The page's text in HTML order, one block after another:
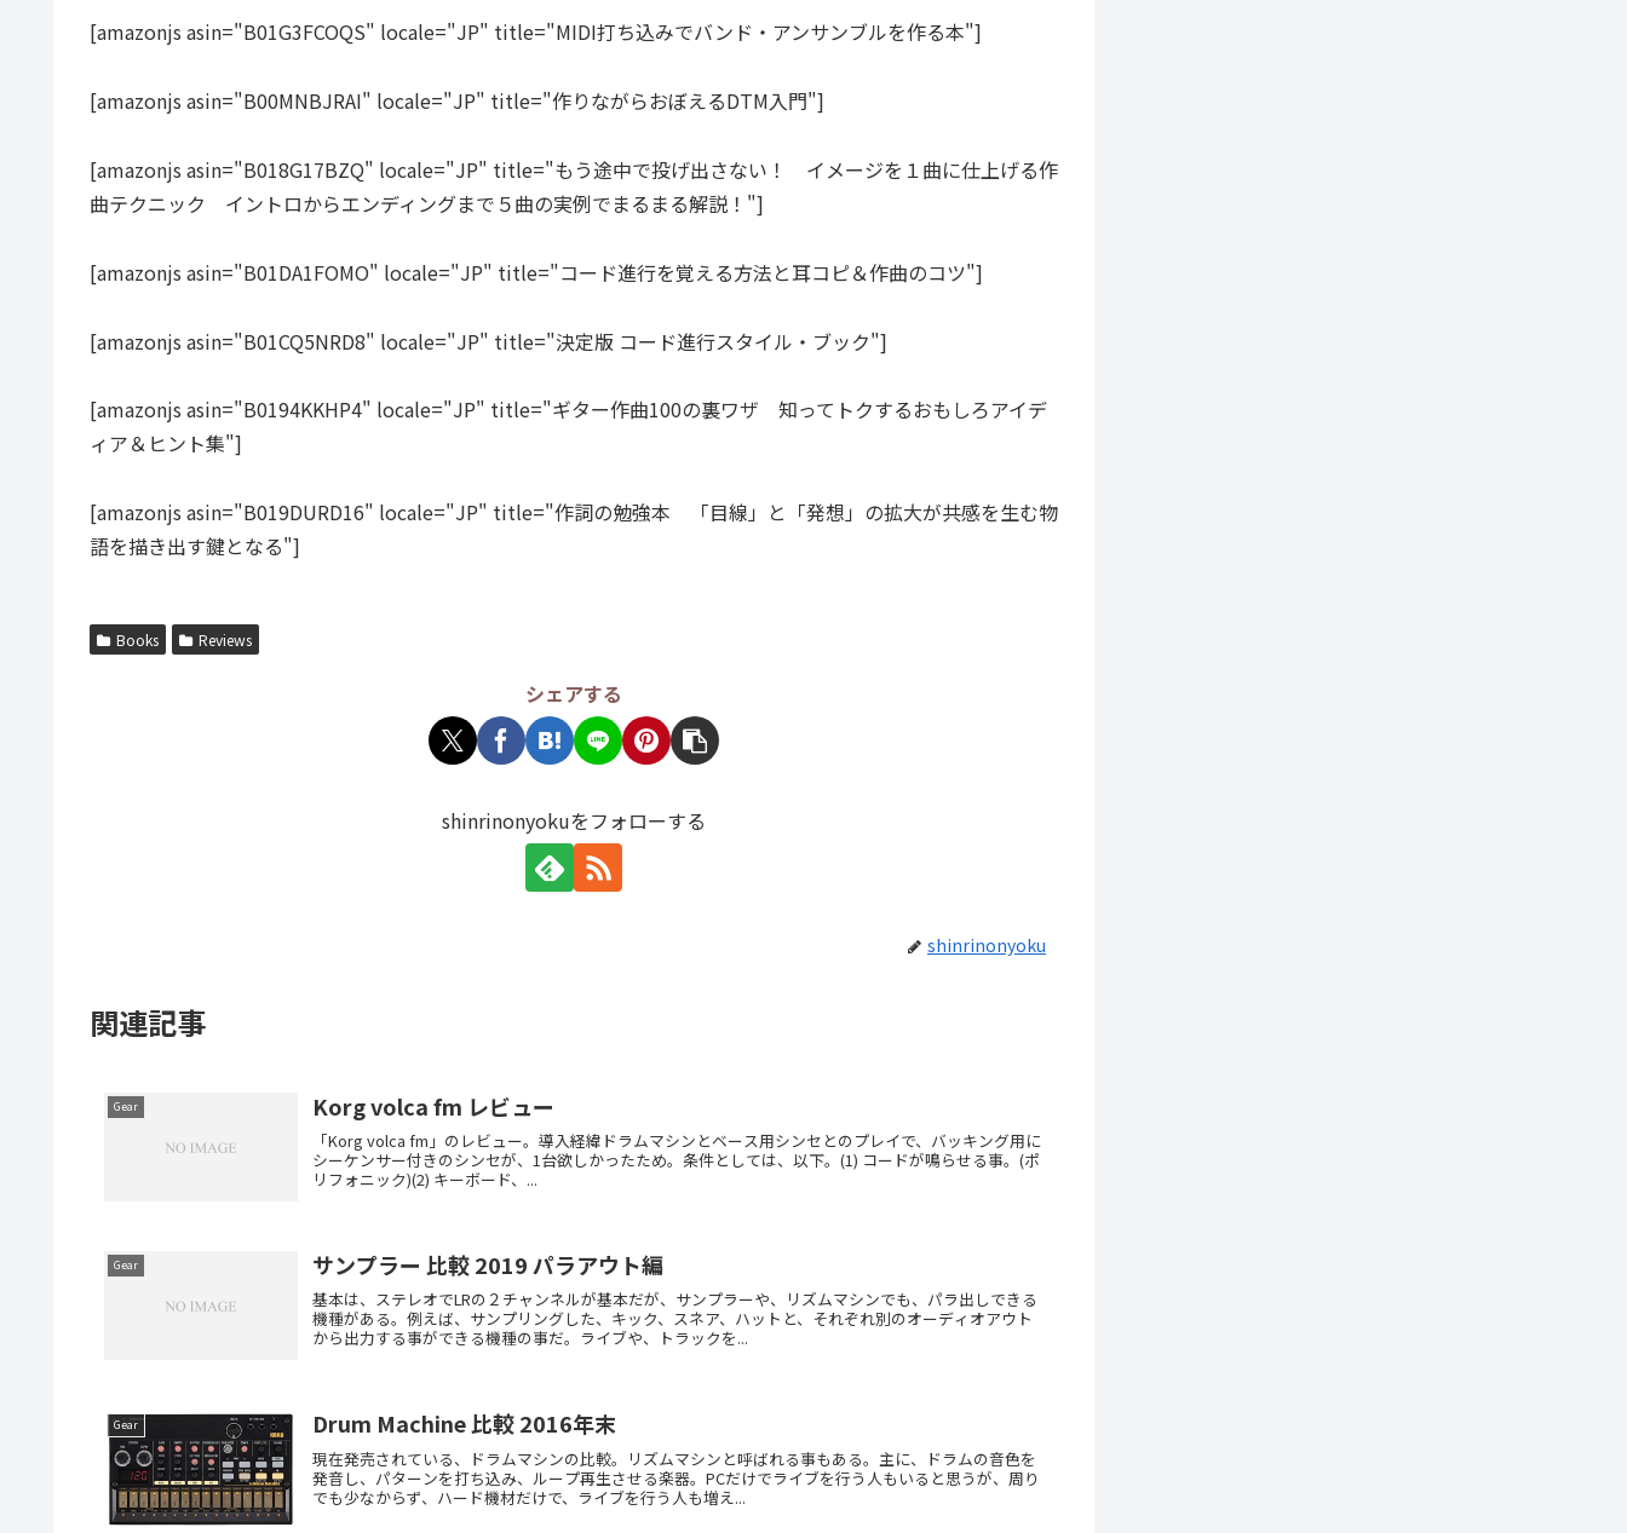
[amazonjs asin="B01G3FCOQS" locale="JP" title="MIDI打ち込みでバンド・アンサンブルを作る本"]
[amazonjs asin="B00MNBJRAI" locale="JP" title="作りながらおぼえるDTM入門"]
[amazonjs asin="B018G17BZQ" locale="JP" title="もう途中で投げ出さない！ イメージを１曲に仕上げる作
曲テクニック イントロからエンディングまで５曲の実例でまるまる解説！"]
[amazonjs asin="B01DA1FOMO" locale="JP" title="コード進行を覚える方法と耳コピ＆作曲のコツ"]
[amazonjs asin="B01CQ5NRD8" locale="JP" title="決定版 コード進行スタイル・ブック"]
[amazonjs asin="B0194KKHP4" locale="JP" title="ギター作曲100の裏ワザ 知ってトクするおもしろアイデ
ィア＆ヒント集"]
[amazonjs asin="B019DURD16" locale="JP" title="作詞の勉強本 「目線」と「発想」の拡大が共感を生む物
語を描き出す鍵となる"]
Books Reviews
シェアする
shinrinonyokuをフォローする
shinrinonyoku
関連記事
Gear Korg volca fm レビュー
「Korg volca fm」のレビュー。導入経緯ドラムマシンとベース用シンセとのプレイで、バッキング用に
シーケンサー付きのシンセが、1台欲しかったため。条件としては、以下。(1) コードが鳴らせる事。(ポ
リフォニック)(2) キーボード、...
Gear サンプラー 比較 2019 パラアウト編
基本は、ステレオでLRの２チャンネルが基本だが、サンプラーや、リズムマシンでも、パラ出しできる
機種がある。例えば、サンプリングした、キック、スネア、ハットと、それぞれ別のオーディオアウト
から出力する事ができる機種の事だ。ライブや、トラックを...
Gear Drum Machine 比較 2016年末
現在発売されている、ドラムマシンの比較。リズムマシンと呼ばれる事もある。主に、ドラムの音色を
発音し、パターンを打ち込み、ループ再生させる楽器。PCだけでライブを行う人もいると思うが、周り
でも少なからず、ハード機材だけで、ライブを行う人も増え...